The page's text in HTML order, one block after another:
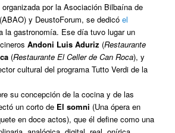
por la Asociación Bilbaína de
y DeustoForum, se dedicóel
la gastronomía. Ese día tuvo lugar un
Andoni Luis Aduriz (Restaurante
(Restaurante El Celler de Can Roca), y
cultural del programa Tutto Verdi de la
su concepción de la cocina y de las
un corto de El somni (Una ópera en
en doce actos), que él define como una